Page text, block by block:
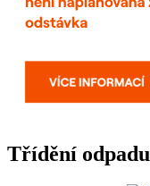
Třídění odpadu